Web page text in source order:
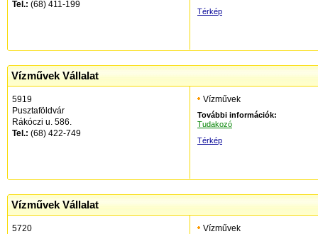
Tel.: (68) 411-199
Térkép
Vízművek Vállalat
5919
Pusztaföldvár
Rákóczi u. 586.
Tel.: (68) 422-749
Vízművek
További információk:
Tudakozó
Térkép
Vízművek Vállalat
5720
Vízművek